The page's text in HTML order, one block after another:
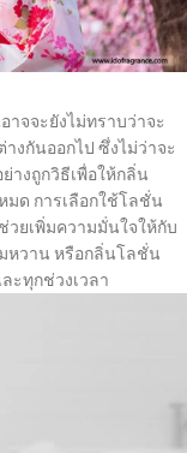
จจะยังไม่ทราบว่าจะ
งกันออกไป ซึ่งไม่ว่าจะ
างถูกวิธีเพื่อให้กลิ่น
ด การเลือกใช้โลชั่น
วยเพิ่มความมั่นใจให้กับ
หวาน หรือกลิ่นโลชั่น
ะทุกช่วงเวลา